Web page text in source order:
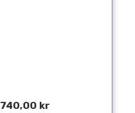
740,00 kr